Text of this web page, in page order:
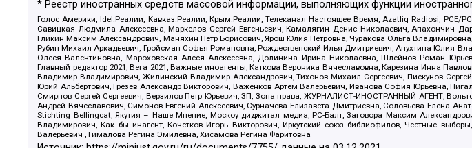
* Реестр иностранных средств массовой информации, выполняющих функции
Голос Америки, Idel.Реалии, Кавказ.Реалии, Крым.Реалии, Телеканал Настоящее Время, Azatliq Radiosi, PCE/
Савицкая Людмила Алексеевна, Маркелов Сергей Евгеньевич, Камалягин Денис Николаевич, Апахончич
Гликин Максим Александрович, Маняхин Петр Борисович, Ярош Юлия Петровна, Чуракова Ольга
Рубин Михаил Аркадьевич, Гройсман Софья Романовна, Рождественский Илья Дмитриевич, Апухтина Юлия
Олеся Валентиновна, Мароховская Алеся Алексеевна, Долинина Ирина Николаевна, Шлейнов Роман
Главный редактор 2021, Вега 2021, Важные иноагенты, Каткова Вероника Вячеславовна, Карезина Инна
Владимир Владимирович, Жилинский Владимир Александрович, Тихонов Михаил Сергеевич, Пискунов
Юрий Альбертович, Грезев Александр Викторович, Важенков Артем Валерьевич, Иванова София Юрьевна,
Смирнов Сергей Сергеевич, Верзилов Петр Юрьевич, ЗП, Зона права, ЖУРНАЛИСТ-ИНОСТРАННЫЙ АГЕНТ,
Андрей Вячеславович, Симонов Евгений Алексеевич, Сурначева Елизавета Дмитриевна, Соловьева Елена
Stichting Bellingcat, Якутия – Наше Мнение, Москоу диджитал медиа, РС-Балт, Заговора Максим
Владимирович, Как бы инагент, Кочетков Игорь Викторович, Иркутский союз библиофилов, Честные
Валерьевич , Гималова Регина Эмилевна, Хисамова Регина Фаритовна